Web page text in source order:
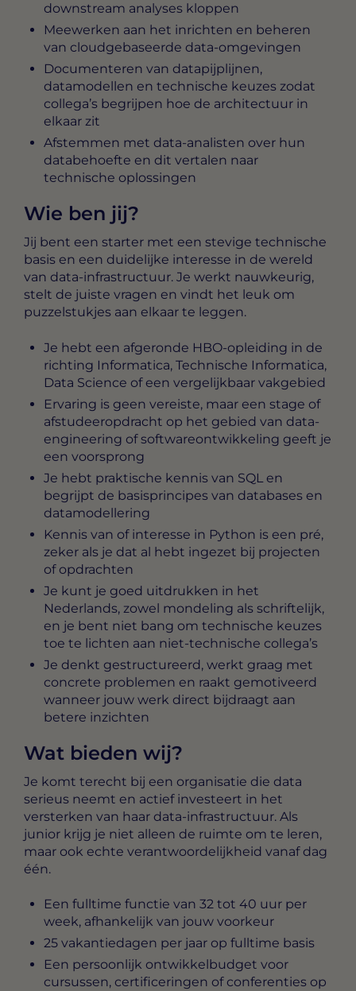
downstream analyses kloppen
Meewerken aan het inrichten en beheren
van cloudgebaseerde data-omgevingen
Documenteren van datapijplijnen,
datamodellen en technische keuzes zodat
collega’s begrijpen hoe de architectuur in
elkaar zit
Afstemmen met data-analisten over hun
databehoefte en dit vertalen naar
technische oplossingen
Wie ben jij?
Jij bent een starter met een stevige technische
basis en een duidelijke interesse in de wereld
van data-infrastructuur. Je werkt nauwkeurig,
stelt de juiste vragen en vindt het leuk om
puzzelstukjes aan elkaar te leggen.
Je hebt een afgeronde HBO-opleiding in de
richting Informatica, Technische Informatica,
Data Science of een vergelijkbaar vakgebied
Ervaring is geen vereiste, maar een stage of
afstudeeropdracht op het gebied van data-
engineering of softwareontwikkeling geeft je
een voorsprong
Je hebt praktische kennis van SQL en
begrijpt de basisprincipes van databases en
datamodellering
Kennis van of interesse in Python is een pré,
zeker als je dat al hebt ingezet bij projecten
of opdrachten
Je kunt je goed uitdrukken in het
Nederlands, zowel mondeling als schriftelijk,
en je bent niet bang om technische keuzes
toe te lichten aan niet-technische collega’s
Je denkt gestructureerd, werkt graag met
concrete problemen en raakt gemotiveerd
wanneer jouw werk direct bijdraagt aan
betere inzichten
Wat bieden wij?
Je komt terecht bij een organisatie die data
serieus neemt en actief investeert in het
versterken van haar data-infrastructuur. Als
junior krijg je niet alleen de ruimte om te leren,
maar ook echte verantwoordelijkheid vanaf dag
één.
Een fulltime functie van 32 tot 40 uur per
week, afhankelijk van jouw voorkeur
25 vakantiedagen per jaar op fulltime basis
Een persoonlijk ontwikkelbudget voor
cursussen, certificeringen of conferenties op